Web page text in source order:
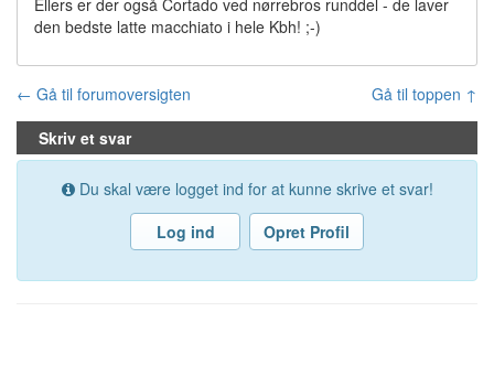
Ellers er der også Cortado ved nørrebros runddel - de laver
den bedste latte macchiato i hele Kbh! ;-)
← Gå til forumoversigten
Gå til toppen ↑
Skriv et svar
Du skal være logget ind for at kunne skrive et svar!
Log ind
Opret Profil